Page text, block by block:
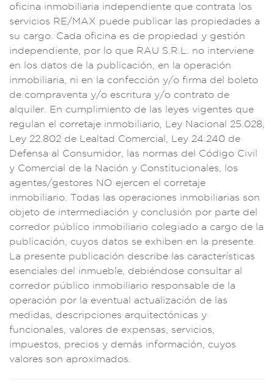
oficina inmobiliaria independiente que contrata los
servicios RE/MAX puede publicar las propiedades a
su cargo. Cada oficina es de propiedad y gestión
independiente, por lo que RAU S.R.L. no interviene
en los datos de la publicación , en la operación
inmobiliaria,
ni en la confección y/o firma de l boleto
de compraventa y/o escritura y/o contrato de
alquiler. En cumplimiento de las leyes vigentes que
regulan e l corretaje inmobiliario, L ey Nacional 25.028
Ley 22.802 de Lealtad Comercial, Ley 24.240 de
Defensa al
Consumidor, las normas del Código Civil
y Comercial de la Nación y Constitucionales, los
agentes/gestores NO ejercen el corretaje
inmobiliario. Todas las operaciones inmobiliarias son
objeto de intermediación y conclusión por parte del
corredor público inmobiliario colegiado a cargo de la
publicación, cuyos datos se exhiben en la presente.
La presente pub licación describe las características
esenciales del inmueb le, debiéndose consultar al
corredor público inmobiliario responsable de la
operación por la eventual actualización de las
medidas, descripciones arquitectónicas y
funcionales, valores de expensas,
servicios,
impuestos, precios y demás información,
cuyos
valores son aproximados.